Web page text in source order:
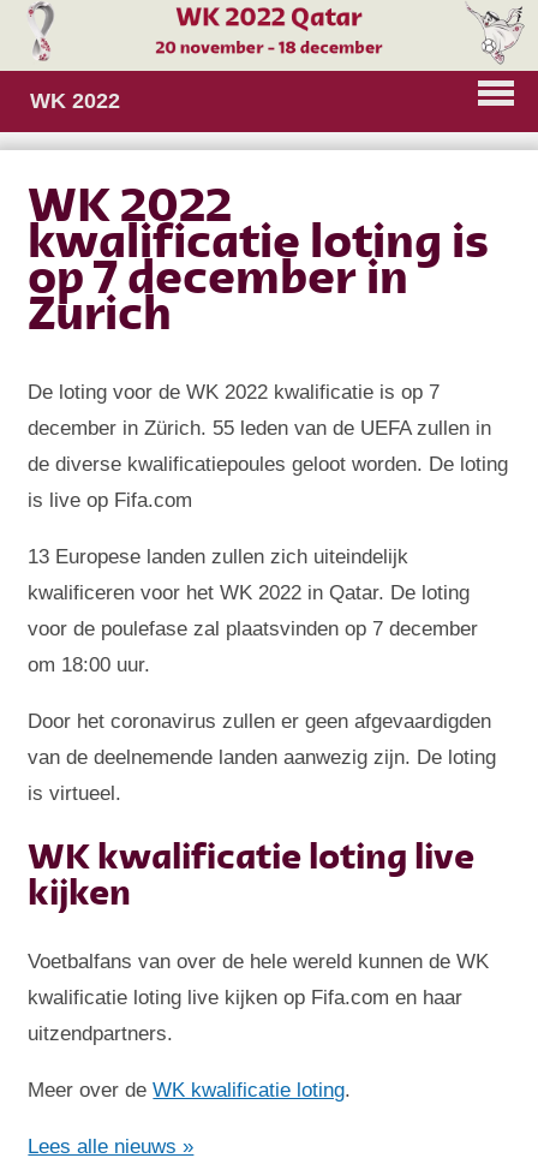
WK 2022
WK 2022
kwalificatie loting is
op 7 december in
Zurich
De loting voor de WK 2022 kwalificatie is op 7
december in Zürich. 55 leden van de UEFA zullen in
de diverse kwalificatiepoules geloot worden. De loting
is live op Fifa.com
13 Europese landen zullen zich uiteindelijk
kwalificeren voor het WK 2022 in Qatar. De loting
voor de poulefase zal plaatsvinden op 7 december
om 18:00 uur.
Door het coronavirus zullen er geen afgevaardigden
van de deelnemende landen aanwezig zijn. De loting
is virtueel.
WK kwalificatie loting live
kijken
Voetbalfans van over de hele wereld kunnen de WK
kwalificatie loting live kijken op Fifa.com en haar
uitzendpartners.
Meer over deWK kwalificatie loting.
Lees alle nieuws »